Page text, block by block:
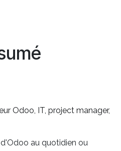
Odoo, IT, project manager,
au quotidien ou